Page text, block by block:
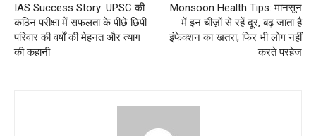
IAS Success Story: UPSC की
कठिन परीक्षा में सफलता के पीछे छिपी
परिवार की वर्षों की मेहनत और त्याग
की कहानी
Monsoon Health Tips: मानसून
में इन चीज़ों से रहें दूर, बढ़ जाता है
इंफेक्शन का खतरा, फिर भी लोग नहीं
करते परहेज